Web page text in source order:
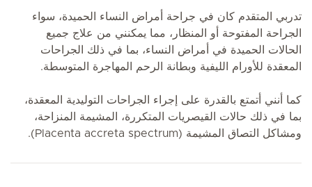
تدربي المتقدم كان في جراحة أمراض النساء الحميدة، سواء
الجراحة المفتوحة أو المنظار، مما يمكنني من علاج جميع
الحالات الحميدة في أمراض النساء، بما في ذلك الجراحات
المعقدة للأورام الليفية وبطانة الرحم المهاجرة المتوسطة.
كما أنني أتمتع بالقدرة على إجراء الجراحات التوليدية المعقدة،
بما في ذلك حالات القيصريات المتكررة، المشيمة المنزاحة،
ومشاكل التصاق المشيمة (Placenta accreta spectrum).